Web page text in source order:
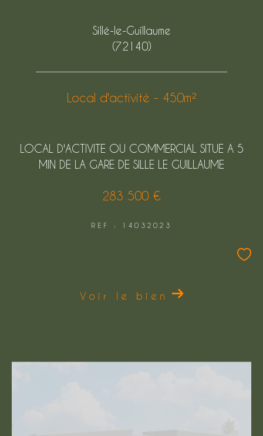
Sillé-le-Guillaume
(72140)
Local d'activité - 450m²
LOCAL D'ACTIVITE OU COMMERCIAL SITUE A 5
MIN DE LA GARE DE SILLE LE GUILLAUME
283 500 €
REF : 14032023
Voir le bien